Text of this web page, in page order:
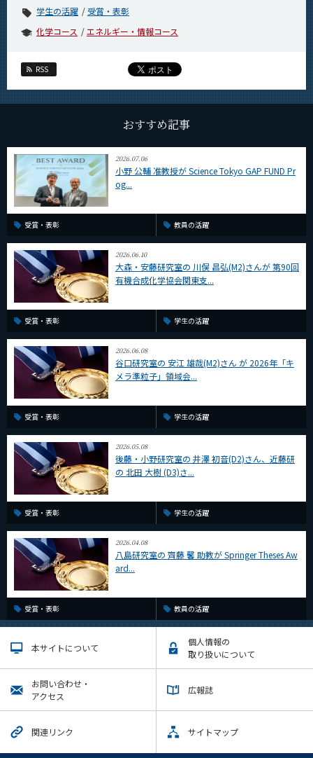
学生の活躍
受賞・表彰
化学コース
エネルギー・情報コース
RSS
おすすめ記事
2026.07.06
小野 公輔 准教授が Science Tokyo GAP FUND Pr
og...
受賞・表彰 教員の活躍
2026.06.10
大森・安藤研究室の 川俣 昌弘(M2)さんが 第90回
有機合成化学協会関東支...
受賞・表彰 学生の活躍
2026.06.08
谷口研究室の 安江 雄哉(M2)さん が 2026年「キ
メラ準粒子」領域会...
受賞・表彰 学生の活躍
2026.05.08
後藤・小野研究室の 井澤 初音(D2)さん、近藤研
の 北田 大樹 (D3)さ...
受賞・表彰 学生の活躍
2026.04.08
八島研究室の 齊藤 馨 助教が Springer Theses Aw
ard...
受賞・表彰 教員の活躍
本サイトについて
個人情報の
取り扱いについて
お問い合わせ・
アクセス
広報誌
関連リンク サイトマップ